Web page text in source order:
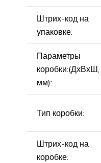
Штрих-код на
упаковке:
Параметры
коробки:(ДхВхШ,
мм):
Тип коробки:
Штрих-код на
коробке: